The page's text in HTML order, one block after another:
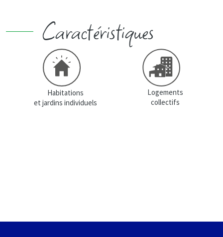
Caractéristiques
Habitations
et jardins individuels
Logements
collectifs